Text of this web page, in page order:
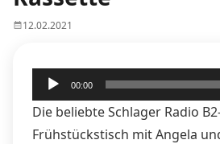
12.02.2021
Audio-
Player
00:00
Die beliebte Schlager Radio
Frühstückstisch mit Angela